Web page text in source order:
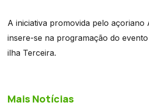
A iniciativa promovida pelo açoriano
insere-se na programação do evento
ilha Terceira.
Mais Notícias